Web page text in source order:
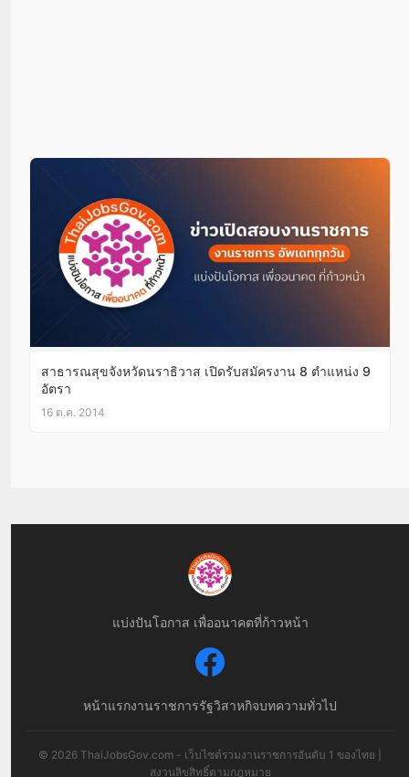
สาธารณสุขจังหวัดนราธิวาส เปิดรับสมัครงาน 8 ตำแหน่ง 9
อัตรา
16 ต.ค. 2014
แบ่งปันโอกาส เพื่ออนาคตที่ก้าวหน้า
หน้าแรกงานราชการรัฐวิสาหกิจบทความทั่วไป
© 2026 ThaiJobsGov.com - เว็บไซต์รวมงานราชการอันดับ 1 ของไทย |
สงวนลิขสิทธิ์ตามกฎหมาย